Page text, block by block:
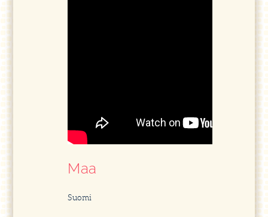
Maa
Suomi